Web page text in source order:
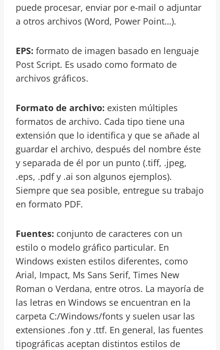
puede procesar, enviar por e-mail o adjuntar
a otros archivos (Word, Power Point…).
EPS: formato de imagen basado en lenguaje
Post Script. Es usado como formato de
archivos gráficos.
Formato de archivo: existen múltiples
formatos de archivo. Cada tipo tiene una
extensión que lo identifica y que se añade al
guardar el archivo, después del nombre éste
y separada de él por un punto (.tiff, .jpeg,
.eps, .pdf y .ai son algunos ejemplos).
Siempre que sea posible, entregue su trabajo
en formato PDF.
Fuentes: conjunto de caracteres con un
estilo o modelo gráfico particular. En
Windows existen estilos diferentes, como
Arial, Impact, Ms Sans Serif, Times New
Roman o Verdana, entre otros. La mayoría de
las letras en Windows se encuentran en la
carpeta C:/Windows/fonts y suelen usar las
extensiones .fon y .ttf. En general, las fuentes
tipográficas aceptan distintos estilos de